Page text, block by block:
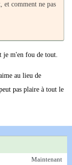
et comment ne pas
je m'en fou de tout.
au lieu de
pas plaire à tout le
Maintenant